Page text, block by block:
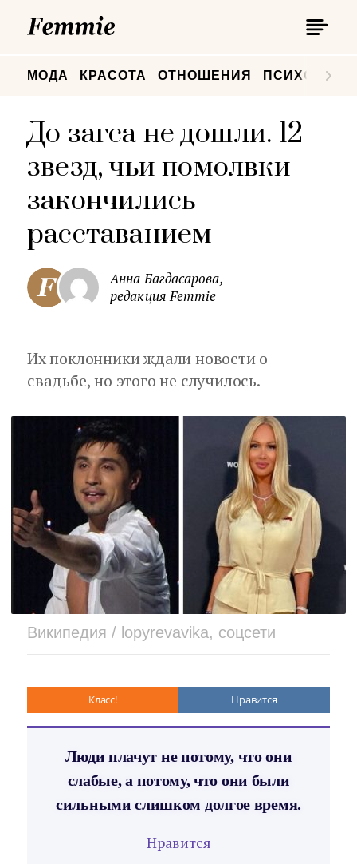
МОДА КРАСОТА ОТНОШЕНИЯ
До загса не дошли. 12
звезд, чьи помолвки
закончились
расставанием
Анна Багдасарова,
редакция Femmie
Их поклонники ждали новости о
свадьбе, но этого не случилось.
Википедия / lopyrevavika, соцсети
Класс! Нравится
Люди плачут не потому, что они
слабые, а потому, что они были
сильными слишком долгое время.
Нравится